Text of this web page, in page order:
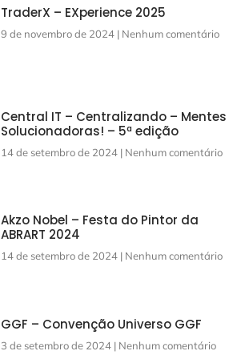
TraderX – EXperience 2025
9 de novembro de 2024 Nenhum comentário
Central IT – Centralizando – Mentes
Solucionadoras! – 5ª edição
14 de setembro de 2024 Nenhum comentário
Akzo Nobel – Festa do Pintor da
ABRART 2024
14 de setembro de 2024 Nenhum comentário
GGF – Convenção Universo GGF
3 de setembro de 2024 Nenhum comentário